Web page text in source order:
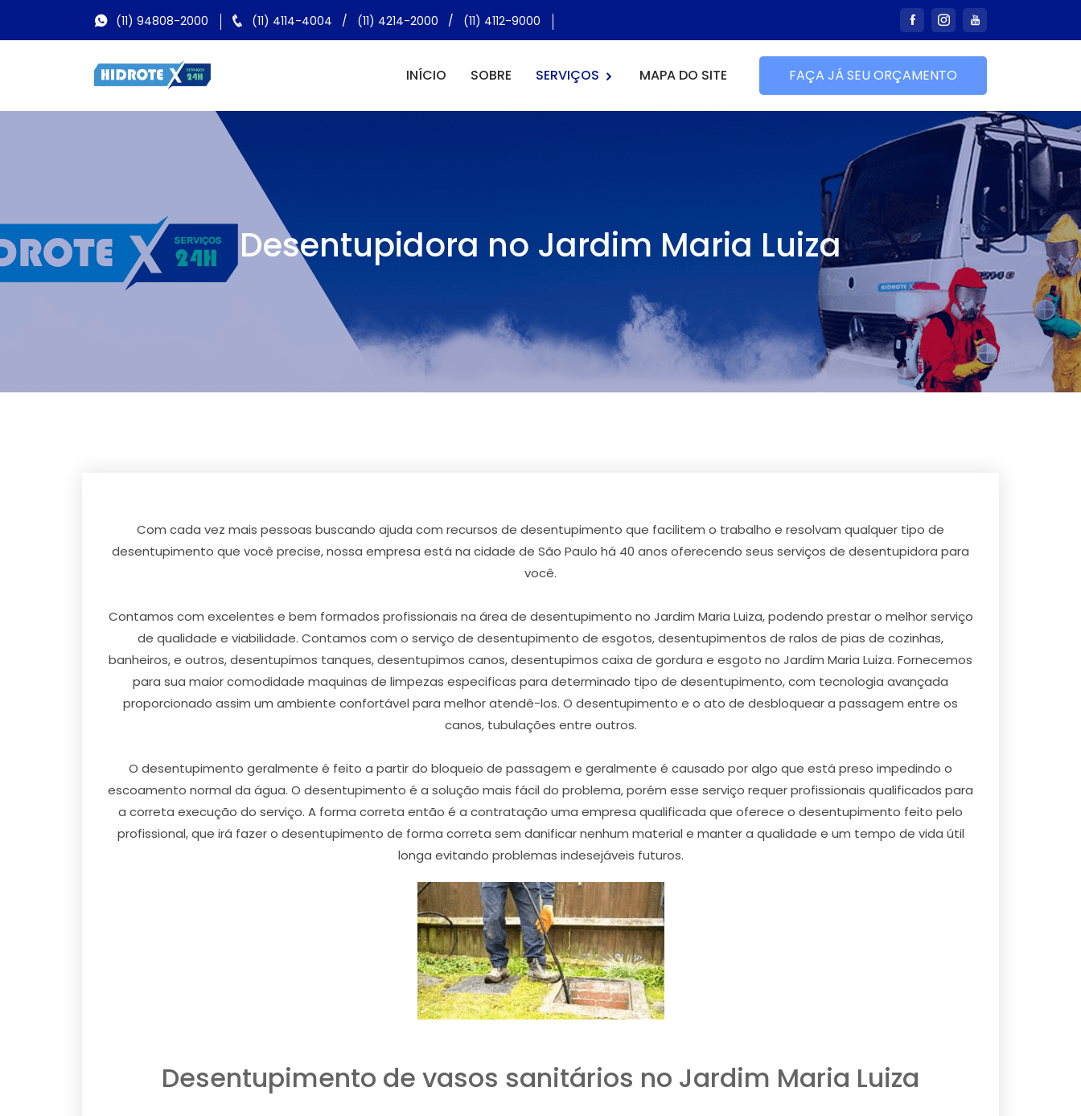
(11) 94808-2000 (11) 4114-4004 / (11) 4214-2000 / (11) 4112-9000
INÍCIO SOBRE SERVIÇOS MAPA DO SITE FAÇA JÁ SEU ORÇAMENTO
Desentupidora no Jardim Maria Luiza
Com cada vez mais pessoas buscando ajuda com recursos de desentupimento que facilitem o trabalho e resolvam qualquer tipo de
desentupimento que você precise, nossa empresa está na cidade de São Paulo há 40 anos oferecendo seus serviços de desentupidora para
você.
Contamos com excelentes e bem formados profissionais na área de desentupimento no Jardim Maria Luiza, podendo prestar o melhor serviço
de qualidade e viabilidade. Contamos com o serviço de desentupimento de esgotos, desentupimentos de ralos de pias de cozinhas,
banheiros, e outros, desentupimos tanques, desentupimos canos, desentupimos caixa de gordura e esgoto no Jardim Maria Luiza. Fornecemos
para sua maior comodidade maquinas de limpezas especificas para determinado tipo de desentupimento, com tecnologia avançada
proporcionado assim um ambiente confortável para melhor atendê-los. O desentupimento e o ato de desbloquear a passagem entre os
canos, tubulações entre outros.
O desentupimento geralmente é feito a partir do bloqueio de passagem e geralmente é causado por algo que está preso impedindo o
escoamento normal da água. O desentupimento é a solução mais fácil do problema, porém esse serviço requer profissionais qualificados para
a correta execução do serviço. A forma correta então é a contratação uma empresa qualificada que oferece o desentupimento feito pelo
profissional, que irá fazer o desentupimento de forma correta sem danificar nenhum material e manter a qualidade e um tempo de vida útil
longa evitando problemas indesejáveis futuros.
Desentupimento de vasos sanitários no Jardim Maria Luiza